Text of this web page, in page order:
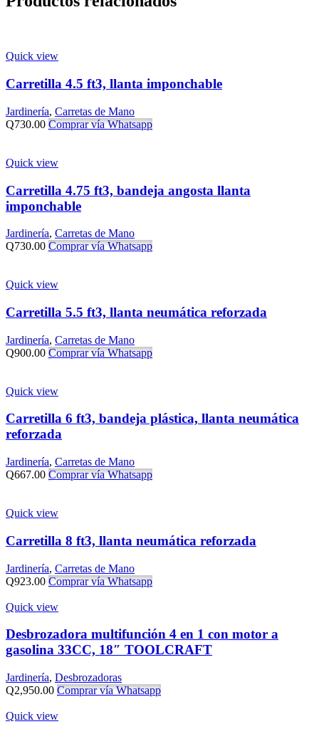
Quick view
Carretilla 4.5 ft3, llanta imponchable
Jardinería, Carretas de Mano
Q730.00 Comprar vía Whatsapp
Quick view
Carretilla 4.75 ft3, bandeja angosta llanta
imponchable
Jardinería, Carretas de Mano
Q730.00 Comprar vía Whatsapp
Quick view
Carretilla 5.5 ft3, llanta neumática reforzada
Jardinería, Carretas de Mano
Q900.00 Comprar vía Whatsapp
Quick view
Carretilla 6 ft3, bandeja plástica, llanta neumática
reforzada
Jardinería, Carretas de Mano
Q667.00 Comprar vía Whatsapp
Quick view
Carretilla 8 ft3, llanta neumática reforzada
Jardinería, Carretas de Mano
Q923.00 Comprar vía Whatsapp
Quick view
Desbrozadora multifunción 4 en 1 con motor a
gasolina 33CC, 18″ TOOLCRAFT
Jardinería, Desbrozadoras
Q2,950.00 Comprar vía Whatsapp
Quick view